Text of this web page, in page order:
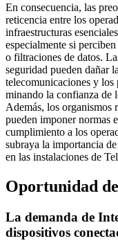
En consecuencia, las
reticencia entre los
infraestructuras
especialmente si
o filtraciones de datos.
seguridad pueden dañar
telecomunicaciones y los
minando la confianza de
Además, los organismos
pueden imponer normas
cumplimiento a los
subraya la importancia
en las instalaciones de
Oportunidad
La demanda de
dispositivos